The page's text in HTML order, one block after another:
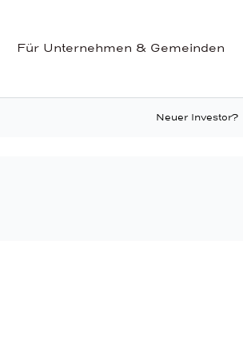
Für Unternehmen & Gemeinden
Neuer Investor?